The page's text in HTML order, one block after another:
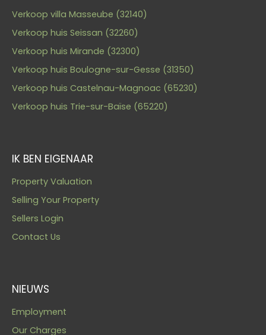
Verkoop villa Masseube (32140)
Verkoop huis Seissan (32260)
Verkoop huis Mirande (32300)
Verkoop huis Boulogne-sur-Gesse (31350)
Verkoop huis Castelnau-Magnoac (65230)
Verkoop huis Trie-sur-Baïse (65220)
IK BEN EIGENAAR
Property Valuation
Selling Your Property
Sellers Login
Contact Us
NIEUWS
Employment
Our Charges